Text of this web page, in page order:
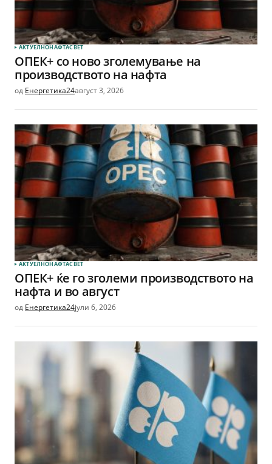
АКТУЕЛНОНАФТАСВЕТ
ОПЕК+ со ново зголемување на
производството на нафта
од Енергетика24август 3, 2026
АКТУЕЛНОНАФТАСВЕТ
ОПЕК+ ќе го зголеми производството на
нафта и во август
од Енергетика24јули 6, 2026